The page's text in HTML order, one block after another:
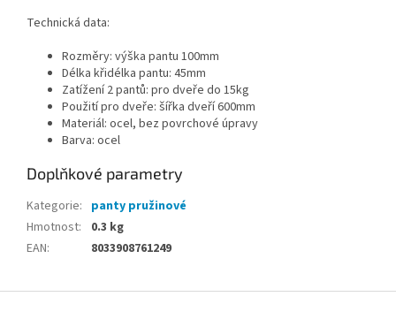
Technická data:
Rozměry: výška pantu 100mm
Délka křidélka pantu: 45mm
Zatížení 2 pantů: pro dveře do 15kg
Použití pro dveře: šířka dveří 600mm
Materiál: ocel, bez povrchové úpravy
Barva: ocel
Doplňkové parametry
Kategorie: panty pružinové
Hmotnost:
0.3 kg
EAN: 8033908761249